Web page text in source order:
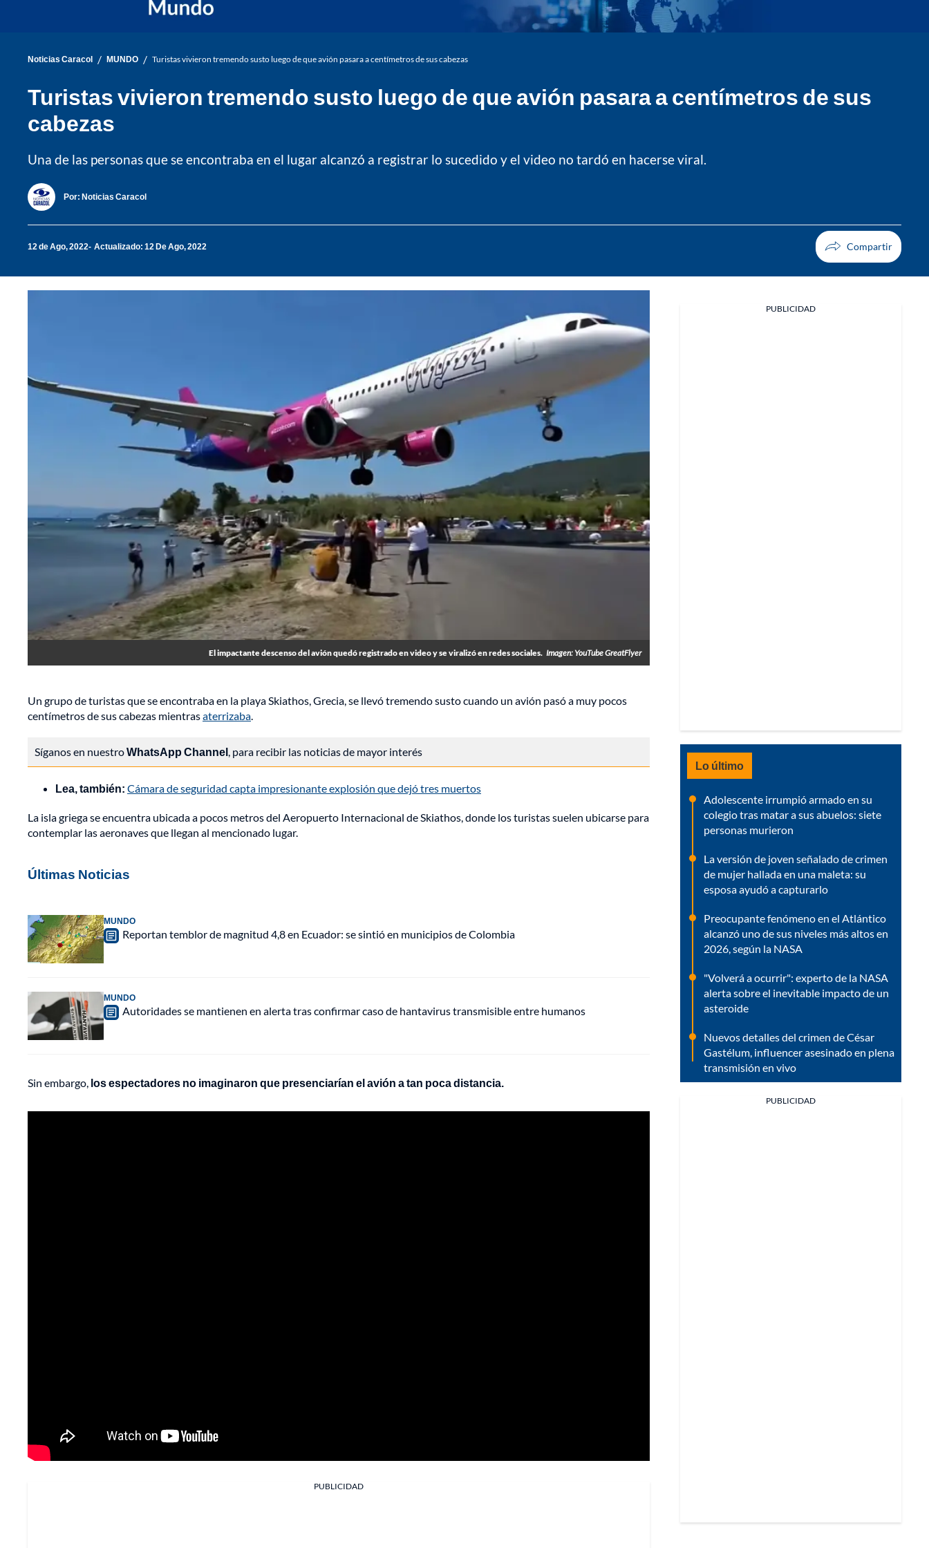
Noticias Caracol / MUNDO / Turistas vivieron tremendo susto luego de que avión pasara a centímetros de sus cabezas
Turistas vivieron tremendo susto luego de que avión pasara a centímetros de sus
cabezas
Una de las personas que se encontraba en el lugar alcanzó a registrar lo sucedido y el video no tardó en hacerse viral.
Por: Noticias Caracol
12 de Ago, 2022 Actualizado: 12 De Ago, 2022
El impactante descenso del avión quedó registrado en video y se viralizó en redes sociales. Imagen: YouTube GreatFlyer
Un grupo de turistas que se encontraba en la playa Skiathos, Grecia, se llevó tremendo susto cuando un avión pasó a muy pocos
centímetros de sus cabezas mientrasaterrizaba.
Síganos en nuestroWhatsApp Channel, para recibir las noticias de mayor interés
Lea, también: Cámara de seguridad capta impresionante explosión que dejó tres muertos
La isla griega se encuentra ubicada a pocos metros del Aeropuerto Internacional de Skiathos, donde los turistas suelen ubicarse para
contemplar las aeronaves que llegan al mencionado lugar.
Últimas Noticias
MUNDO
Reportan temblor de magnitud 4,8 en Ecuador: se sintió en municipios de Colombia
MUNDO
Autoridades se mantienen en alerta tras confirmar caso de hantavirus transmisible entre humanos
Sin embargo, los espectadores no imaginaron que presenciarían el avión a tan poca distancia.
PUBLICIDAD
PUBLICIDAD
Lo último
Adolescente irrumpió armado en su
colegio tras matar a sus abuelos: siete
personas murieron
La versión de joven señalado de crimen
de mujer hallada en una maleta: su
esposa ayudó a capturarlo
Preocupante fenómeno en el Atlántico
alcanzó uno de sus niveles más altos en
2026, según la NASA
"Volverá a ocurrir": experto de la NASA
alerta sobre el inevitable impacto de un
asteroide
Nuevos detalles del crimen de César
Gastélum, influencer asesinado en plena
transmisión en vivo
PUBLICIDAD